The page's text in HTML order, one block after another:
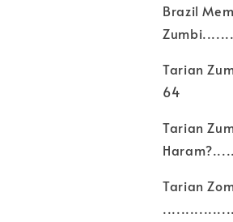
Brazil
Tarian
64
Tarian
Tarian